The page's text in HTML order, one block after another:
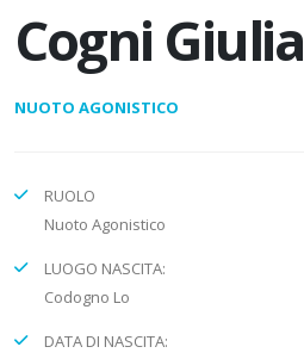
Cogni Giulia
NUOTO AGONISTICO
RUOLO
Nuoto Agonistico
LUOGO NASCITA:
Codogno Lo
DATA DI NASCITA: